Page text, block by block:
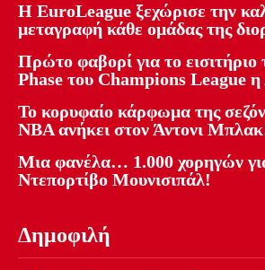
Η EuroLeague ξεχώρισε την
μεταγραφή κάθε ομάδας της
Πρώτο φαβορί για το εισιτήριο
Phase του Champions League
Το κορυφαίο κάρφωμα της
NBA ανήκει στον Άντονι
Μια φανέλα… 1.000 χορηγών
Ντεπορτίβο Μουνισιπάλ!
Δημοφιλή